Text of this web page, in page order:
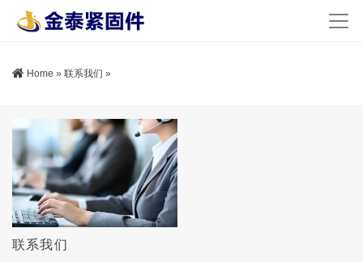
Home » 联系我们 »
联系我们